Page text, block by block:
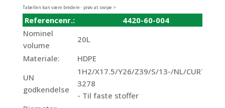
Tabellen kan være bredere - prøv at swipe >
Referencenr.:
4420-60-004
Nominel
volume
20L
Materiale:
HDPE
UN
godkendelse
1H2/X17.5/Y26/Z39/S/13-/NL/CURTEC
3278
- Til faste stoffer